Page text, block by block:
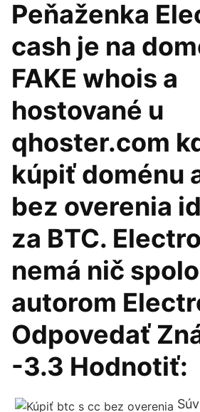
Peňaženka
cash je na
FAKE whois a
hostované u
qhoster.com
kúpiť doménu
bez overenia
za BTC.
nemá nič
autorom
Odpovedať
-3.3 Hodnotiť: